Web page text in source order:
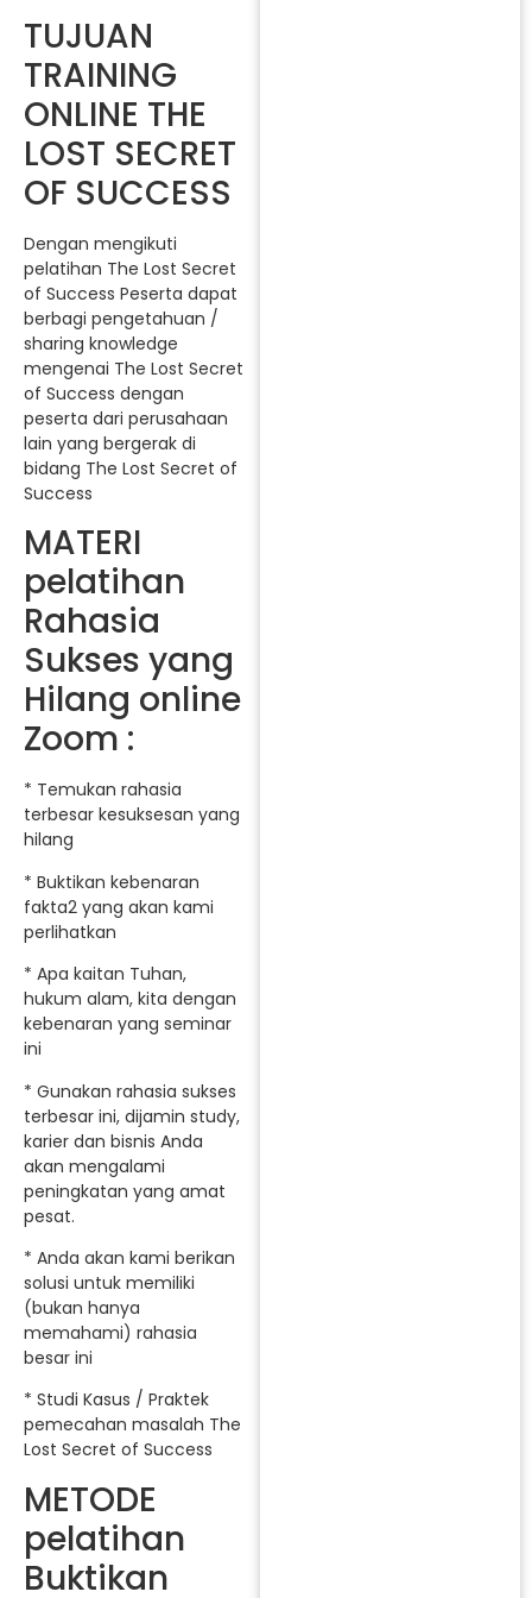
TUJUAN
TRAINING
ONLINE THE
LOST SECRET
OF SUCCESS
Dengan mengikuti
pelatihan The Lost Secret
of Success Peserta dapat
berbagi pengetahuan /
sharing knowledge
mengenai The Lost Secret
of Success dengan
peserta dari perusahaan
lain yang bergerak di
bidang The Lost Secret of
Success
MATERI
pelatihan
Rahasia
Sukses yang
Hilang online
Zoom :
* Temukan rahasia
terbesar kesuksesan yang
hilang
* Buktikan kebenaran
fakta2 yang akan kami
perlihatkan
* Apa kaitan Tuhan,
hukum alam, kita dengan
kebenaran yang seminar
ini
* Gunakan rahasia sukses
terbesar ini, dijamin study,
karier dan bisnis Anda
akan mengalami
peningkatan yang amat
pesat.
* Anda akan kami berikan
solusi untuk memiliki
(bukan hanya
memahami) rahasia
besar ini
* Studi Kasus / Praktek
pemecahan masalah The
Lost Secret of Success
METODE
pelatihan
Buktikan